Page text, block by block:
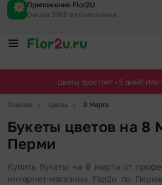
Приложение Flor2U
Скидка 300₽ в приложении
Цветы простоят - 5 дней! Или
Главная Цветы 8 Марта
Букеты цветов на 8
Перми
Купить букеты на 8 марта от
интернет-магазина Flor2u по